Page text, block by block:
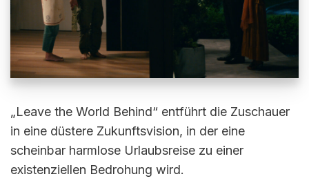
„Leave the World Behind“ entführt die Zuschauer
in eine düstere Zukunftsvision, in der eine
scheinbar harmlose Urlaubsreise zu einer
existenziellen Bedrohung wird.